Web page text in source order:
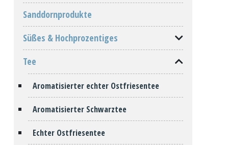
Sanddornprodukte
Süßes & Hochprozentiges
Tee
Aromatisierter echter Ostfriesentee
Aromatisierter Schwarztee
Echter Ostfriesentee